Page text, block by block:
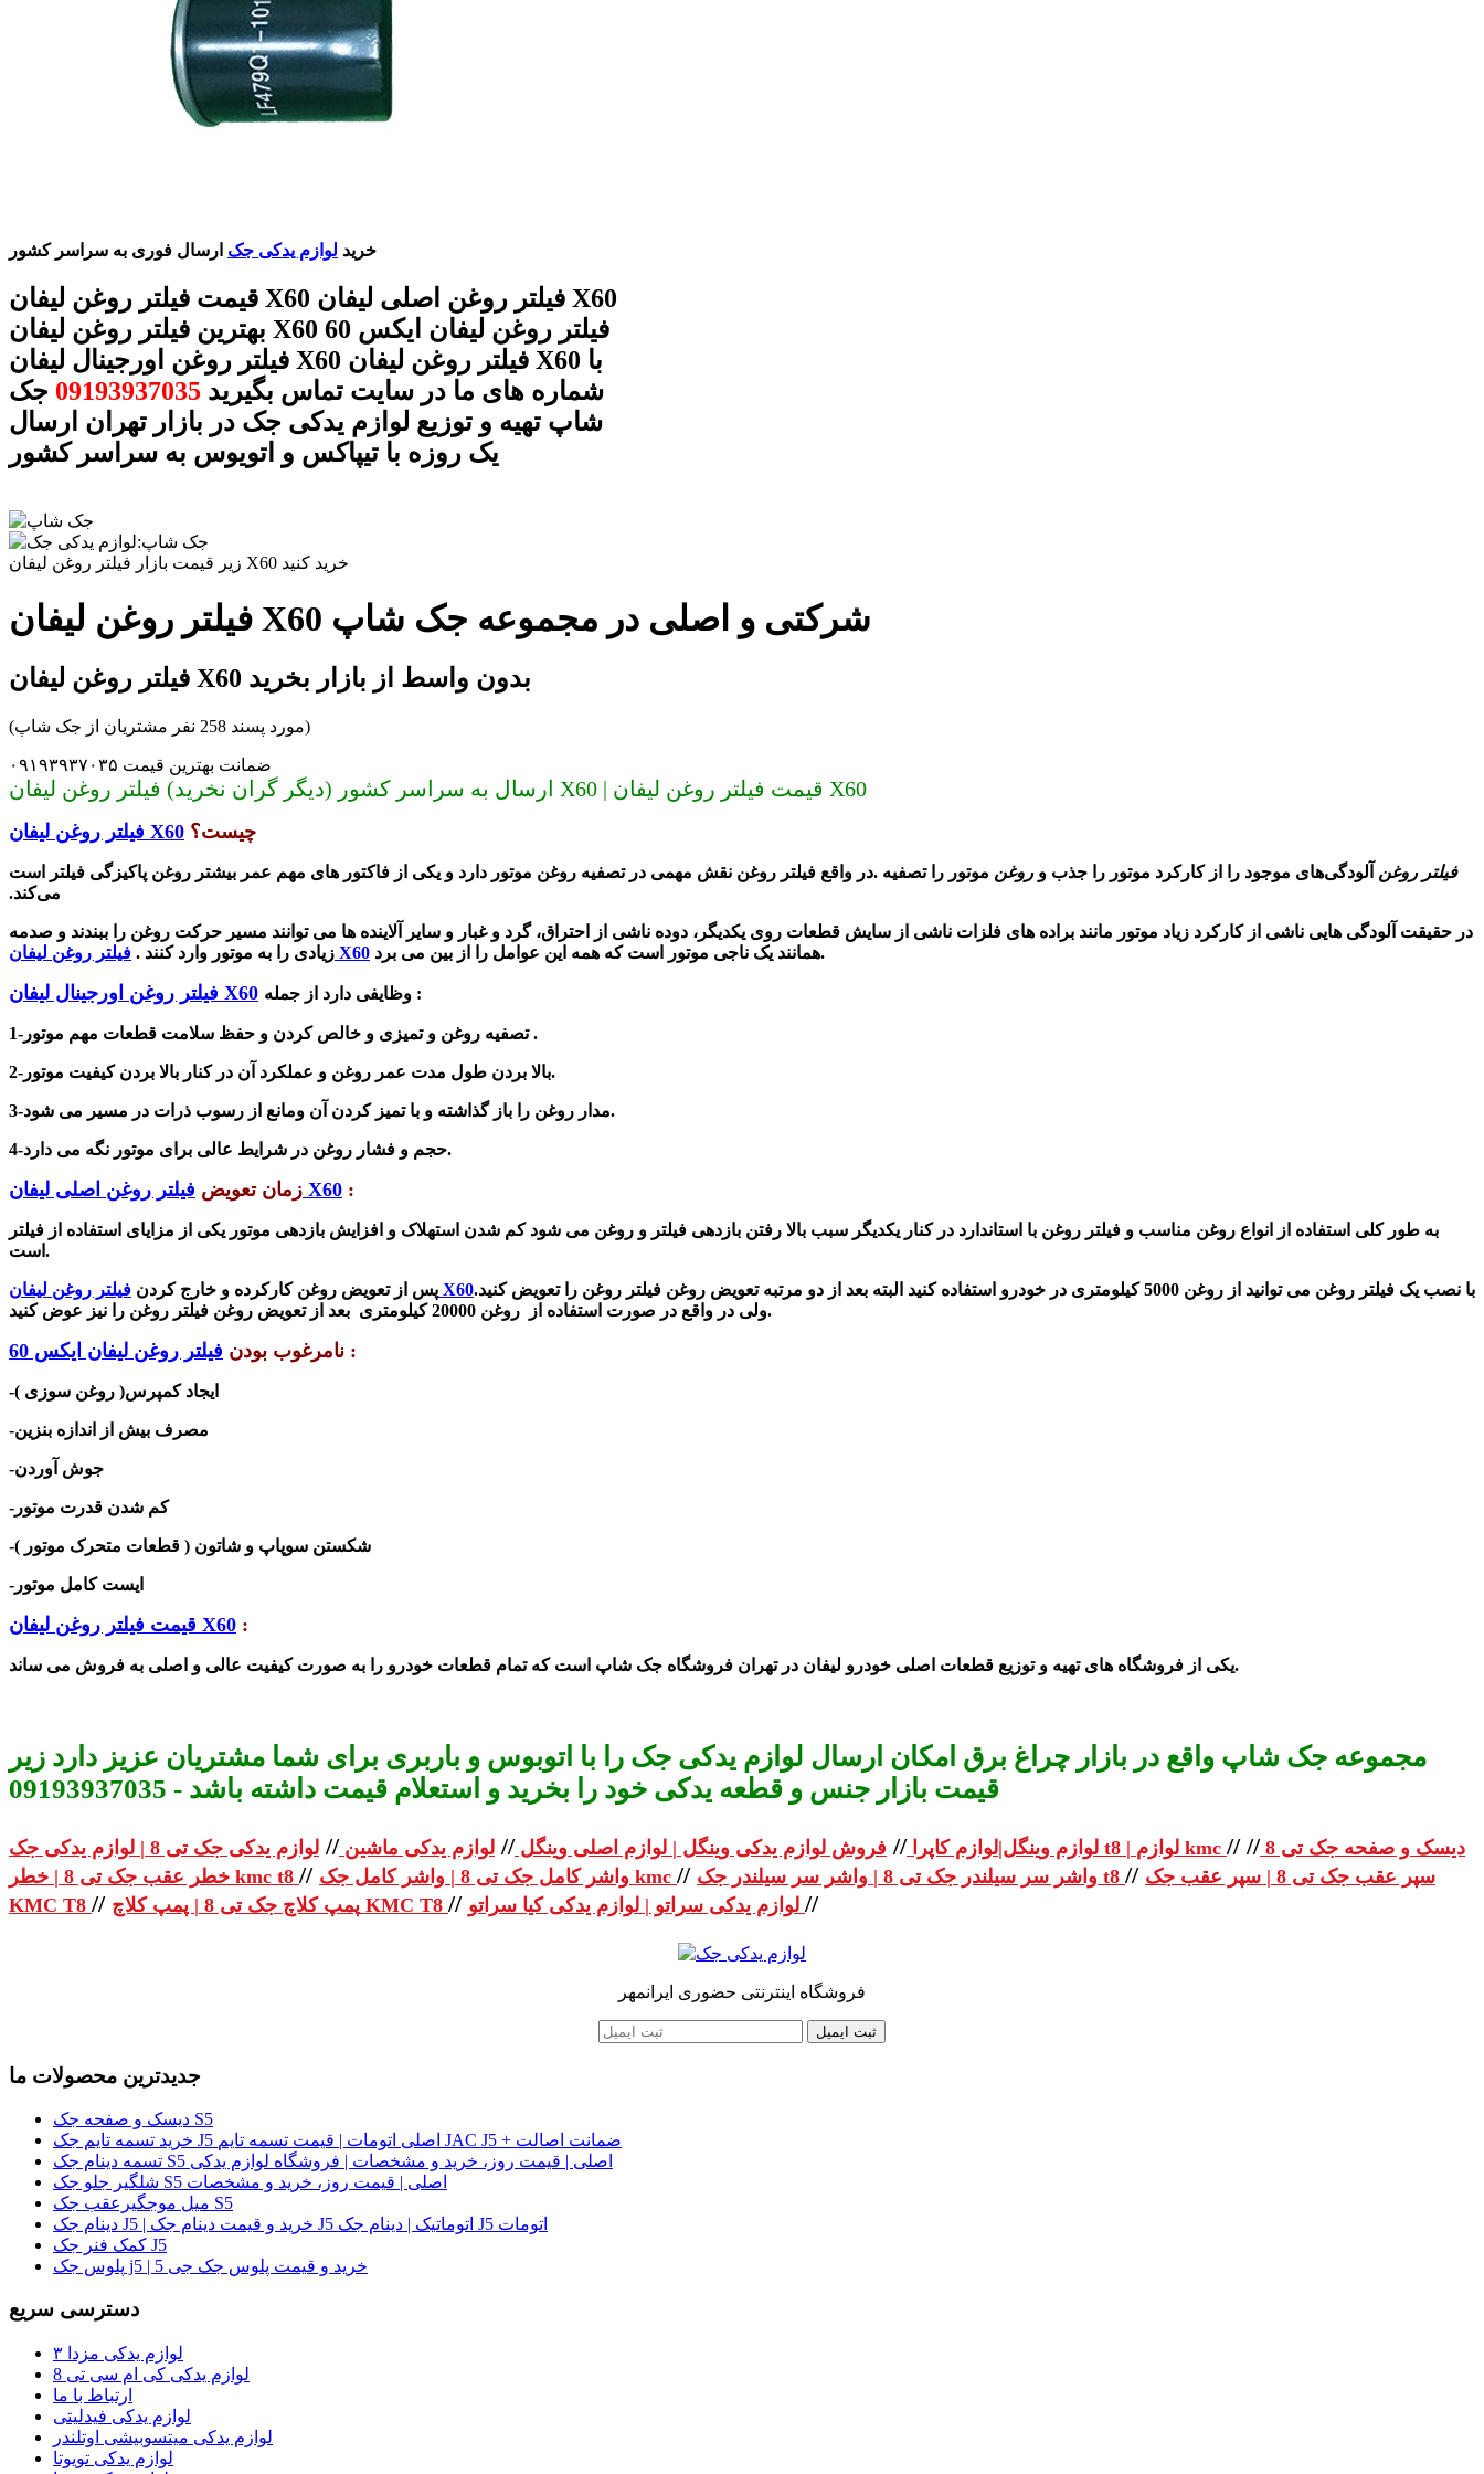
خرید لوازم یدکی جک ارسال فوری به سراسر کشور
قیمت فیلتر روغن لیفان X60 فیلتر روغن اصلی لیفان X60
بهترین فیلتر روغن لیفان X60 فیلتر روغن لیفان ایکس 60
فیلتر روغن اورجینال لیفان X60 فیلتر روغن لیفان X60 با
شماره های ما در سایت تماس بگیرید 09193937035 جک
شاپ تهیه و توزیع لوازم یدکی جک در بازار تهران ارسال
یک روزه با تیپاکس و اتویوس به سراسر کشور
زیر قیمت بازار فیلتر روغن لیفان X60 خرید کنید
فیلتر روغن لیفان X60 شرکتی و اصلی در مجموعه جک شاپ
فیلتر روغن لیفان X60 بدون واسط از بازار بخرید
(مورد پسند 258 نفر مشتریان از جک شاپ)
ضمانت بهترین قیمت ۰۹۱۹۳۹۳۷۰۳۵
ارسال به سراسر کشور (دیگر گران نخرید) فیلتر روغن لیفان X60 | قیمت فیلتر روغن لیفان X60
فیلتر روغن لیفان X60 چیست؟
در واقع فیلتر روغن نقش مهمی در تصفیه روغن موتور دارد و یکی از فاکتور های مهم عمر بیشتر روغن پاکیزگی فیلتر است. فیلتر روغن آلودگی‌های موجود را از کارکرد موتور را جذب وروغن موتور را تصفیه
می‌کند.
در حقیقت آلودگی هایی ناشی از کارکرد زیاد موتور مانند براده های فلزات ناشی از سایش قطعات روی یکدیگر، دوده ناشی از احتراق، گرد و غبار و سایر آلاینده ها می توانند مسیر حرکت روغن را ببندند و صدمه
زیادی را به موتور وارد کنند . فیلتر روغن لیفان X60 همانند یک ناجی موتور است که همه این عوامل را از بین می برد.
فیلتر روغن اورجینال لیفان X60 وظایفی دارد از جمله :
1-تصفیه روغن و تمیزی و خالص کردن و حفظ سلامت قطعات مهم موتور .
2-بالا بردن طول مدت عمر روغن و عملکرد آن در کنار بالا بردن کیفیت موتور.
3- مدار روغن را باز گذاشته و با تمیز کردن آن ومانع از رسوب ذرات در مسیر می شود.
4-حجم و فشار روغن در شرایط عالی برای موتور نگه می دارد.
زمان تعویض فیلتر روغن اصلی لیفان X60 :
به طور کلی استفاده از انواع روغن مناسب و فیلتر روغن با استاندارد در کنار یکدیگر سبب بالا رفتن بازدهی فیلتر و روغن می شود کم شدن استهلاک و افزایش بازدهی موتور یکی از مزایای استفاده از فیلتر
است.
پس از تعویض روغن کارکرده و خارج کردن فیلتر روغن لیفان X60با نصب یک فیلتر روغن می توانید از روغن 5000 کیلومتری در خودرو استفاده کنید البته بعد از دو مرتبه تعویض روغن فیلتر روغن را تعویض کنید.
ولی در واقع در صورت استفاده از روغن 20000 کیلومتری بعد از تعویض روغن فیلتر روغن را نیز عوض کنید.
نامرغوب بودن فیلتر روغن لیفان ایکس 60 :
-ایجاد کمپرس( روغن سوزی )
-مصرف بیش از اندازه بنزین
-جوش آوردن
-کم شدن قدرت موتور
-ایست کامل موتور
قیمت فیلتر روغن لیفان X60 :
یکی از فروشگاه های تهیه و توزیع قطعات اصلی خودرو لیفان در تهران فروشگاه جک شاپ است که تمام قطعات خودرو را به صورت کیفیت عالی و اصلی به فرو ش می ساند.
مجموعه جک شاپ واقع در بازار چراغ برق امکان ارسال لوازم یدکی جک را با اتوبوس و باربری برای شما مشتریان عزیز دارد زیر
قیمت بازار جنس و قطعه یدکی خود را بخرید و استعلام قیمت داشته باشد - 09193937035
لوازم وینگل|لوازم کاپرا // فروش لوازم یدکی وینگل | لوازم اصلی وینگل // لوازم یدکی ماشین // لوازم یدکی جک تی 8 | لوازم یدکی جک t8 | لوازم kmc // دیسک و صفحه جک تی 8 //
خطر عقب جک تی 8 | خطر kmc t8 // واشر کامل جک تی 8 | واشر کامل جک kmc // واشر سر سیلندر جک تی 8 | واشر سر سیلندر جک t8 // سپر عقب جک تی 8 | سپر عقب جک
KMC T8 // پمپ کلاچ جک تی 8 | پمپ کلاچ KMC T8 // //
فروشگاه اینترنتی حضوری ایرانمهر
ثبت ایمیل
جدیدترین محصولات ما
دیسک و صفحه جک S5
خرید تسمه تایم جک J5 اصلی اتومات | قیمت تسمه تایم JAC J5 + ضمانت اصالت
تسمه دینام جک S5 اصلی | قیمت روز، خرید و مشخصات | فروشگاه لوازم یدکی
شلگیر جلو جک S5 اصلی | قیمت روز، خرید و مشخصات
میل موجگیرعقب جک S5
دینام جک J5 | خرید و قیمت دینام جک J5 اتوماتیک | دینام جک J5 اتومات
کمک فنر جک J5
پلوس جک j5 | خرید و قیمت پلوس جک جی 5
دسترسی سریع
لوازم یدکی مزدا ۳
لوازم یدکی کی ام سی تی 8
ارتباط با ما
لوازم یدکی فیدلیتی
لوازم یدکی میتسوبیشی اوتلندر
لوازم یدکی تویوتا